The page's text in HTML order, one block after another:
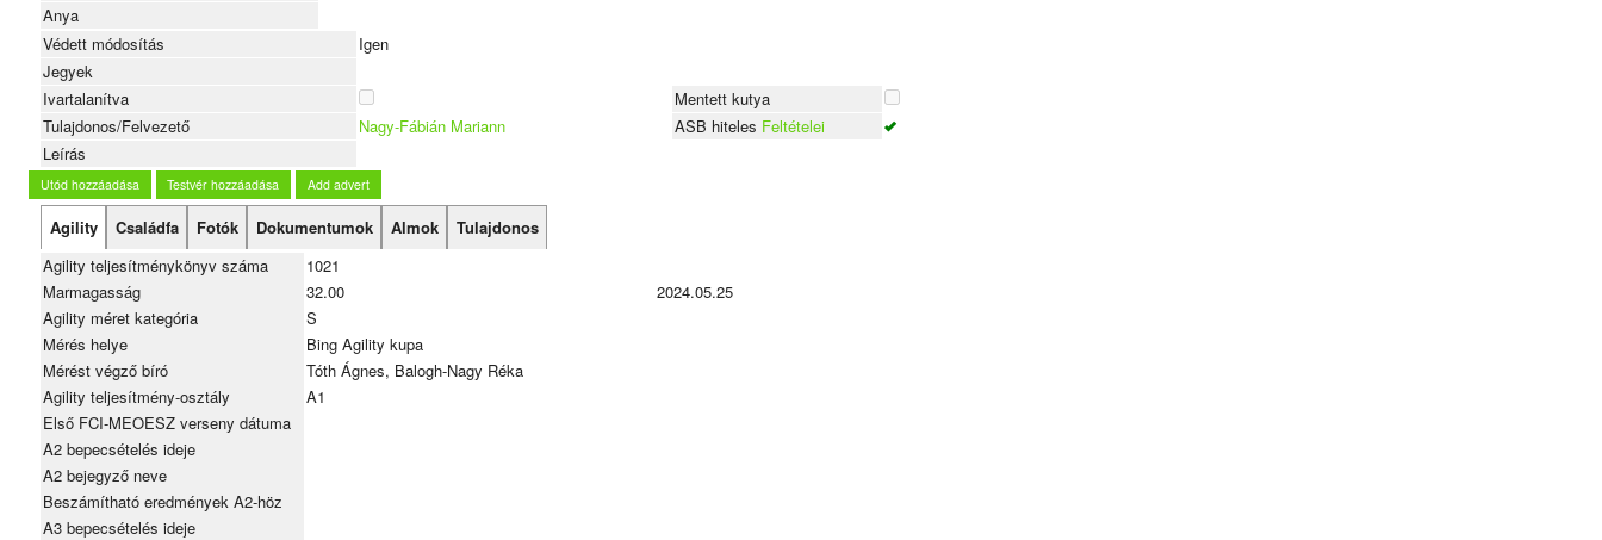
Anya
Védett módosítás
Igen
Jegyek
Ivartalanítva
Mentett kutya
Tulajdonos/Felvezető
Nagy-Fábián Mariann ASB hiteles Feltételei
Leírás
Utód hozzáadása Testvér hozzáadása Add advert
Agility Családfa Fotók Dokumentumok Almok
Tulajdonos
Agility teljesítménykönyv száma
1021
Marmagasság
32.00
2024.05.25
Agility méret kategória
S
Mérés helye
Bing Agility kupa
Mérést végző bíró
Tóth Ágnes, Balogh-Nagy Réka
Agility teljesítmény-osztály
A1
Első FCI-MEOESZ verseny dátuma
A2 bepecsételés ideje
A2 bejegyző neve
Beszámítható eredmények A2-höz
A3 bepecsételés ideje